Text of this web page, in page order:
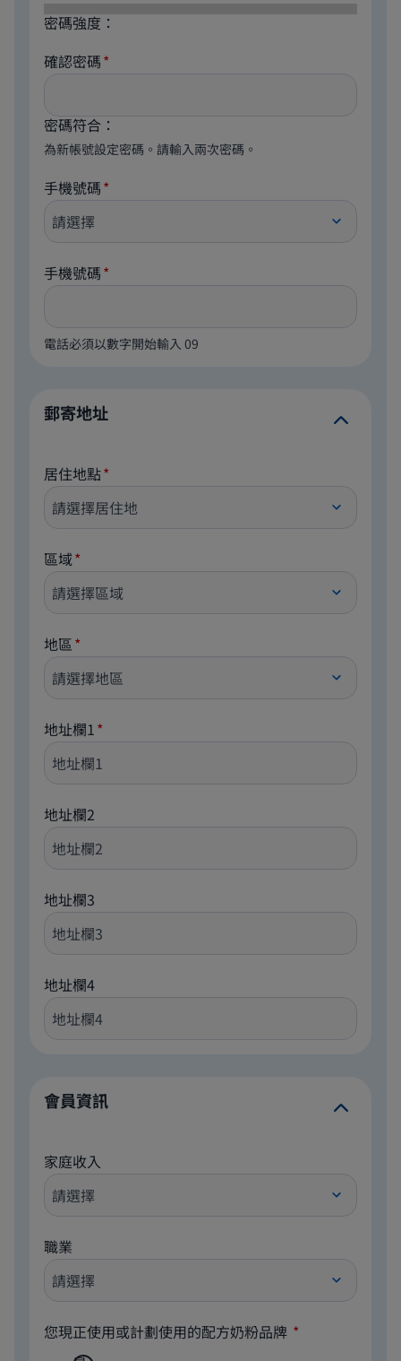
密碼強度：
確認密碼
密碼符合：
為新帳號設定密碼。請輸入兩次密碼。
手機號碼
手機號碼
電話必須以數字開始輸入 09
郵寄地址
居住地點
區域
地區
地址欄1
地址欄2
地址欄3
地址欄4
會員資訊
家庭收入
職業
您現正使用或計劃使用的配方奶粉品牌